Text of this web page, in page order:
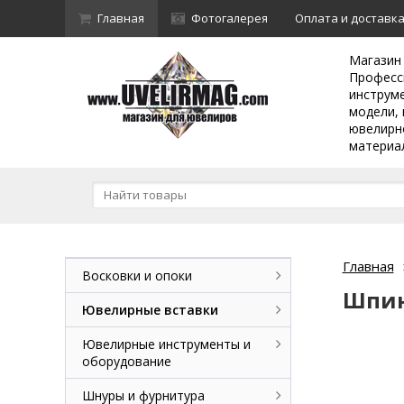
Главная Фотогалерея Оплата и доставка
модели,
Главная
Восковки и опоки
Ювелирные вставки
Ювелирные инструменты и
оборудование
Шнуры и фурнитура